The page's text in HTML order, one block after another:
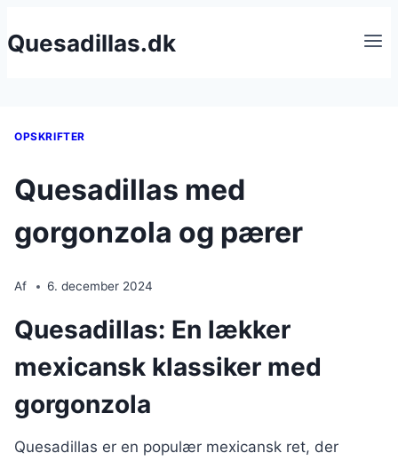
til
Quesadillas.dk
OPSKRIFTER
Quesadillas med
gorgonzola og pærer
Af 6. december 2024
Quesadillas: En lækker
mexicansk klassiker med
gorgonzola
Quesadillas er en populær mexicansk ret, der